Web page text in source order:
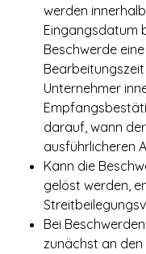
werden
Eingangsdatum
Beschwerde
Unternehmer
darauf, wann
ausführlicheren
Kann die
gelöst werden,
Bei
zunächst an den